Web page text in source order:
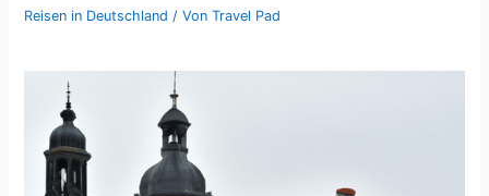
Reisen in Deutschland / VonTravel Pad